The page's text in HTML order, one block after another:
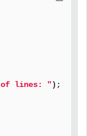
of lines: ");